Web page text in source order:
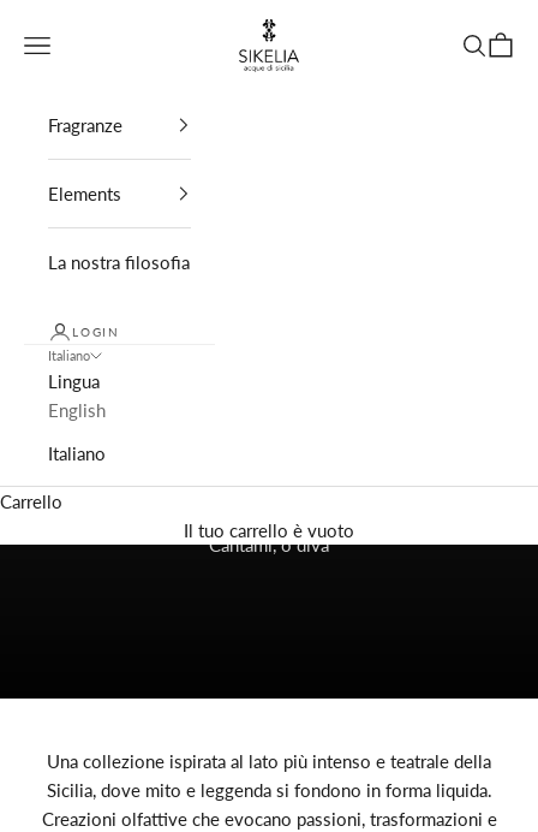
Sikelia Parfums
Menù Cerca
Fragranze
Elements
La nostra filosofia
LOGIN
Italiano
Lingua
English
Italiano
Carrello
Il tuo carrello è vuoto
Cantami, o diva
Una collezione ispirata al lato più intenso e teatrale della
Sicilia, dove mito e leggenda si fondono in forma liquida.
Creazioni olfattive che evocano passioni, trasformazioni e